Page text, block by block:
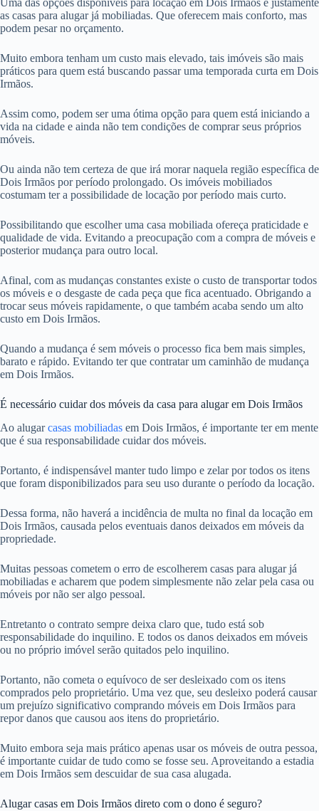
Uma das opções disponíveis para locação em Dois Irmãos é justamente
as casas para alugar já mobiliadas. Que oferecem mais conforto, mas
podem pesar no orçamento.
Muito embora tenham um custo mais elevado, tais imóveis são mais
práticos para quem está buscando passar uma temporada curta em Dois
Irmãos.
Assim como, podem ser uma ótima opção para quem está iniciando a
vida na cidade e ainda não tem condições de comprar seus próprios
móveis.
Ou ainda não tem certeza de que irá morar naquela região específica de
Dois Irmãos por período prolongado. Os imóveis mobiliados
costumam ter a possibilidade de locação por período mais curto.
Possibilitando que escolher uma casa mobiliada ofereça praticidade e
qualidade de vida. Evitando a preocupação com a compra de móveis e
posterior mudança para outro local.
Afinal, com as mudanças constantes existe o custo de transportar todos
os móveis e o desgaste de cada peça que fica acentuado. Obrigando a
trocar seus móveis rapidamente, o que também acaba sendo um alto
custo em Dois Irmãos.
Quando a mudança é sem móveis o processo fica bem mais simples,
barato e rápido. Evitando ter que contratar um caminhão de mudança
em Dois Irmãos.
É necessário cuidar dos móveis da casa para alugar em Dois Irmãos
Ao alugarcasas mobiliadas em Dois Irmãos, é importante ter em mente
que é sua responsabilidade cuidar dos móveis.
Portanto, é indispensável manter tudo limpo e zelar por todos os itens
que foram disponibilizados para seu uso durante o período da locação.
Dessa forma, não haverá a incidência de multa no final da locação em
Dois Irmãos, causada pelos eventuais danos deixados em móveis da
propriedade.
Muitas pessoas cometem o erro de escolherem casas para alugar já
mobiliadas e acharem que podem simplesmente não zelar pela casa ou
móveis por não ser algo pessoal.
Entretanto o contrato sempre deixa claro que, tudo está sob
responsabilidade do inquilino. E todos os danos deixados em móveis
ou no próprio imóvel serão quitados pelo inquilino.
Portanto, não cometa o equívoco de ser desleixado com os itens
comprados pelo proprietário. Uma vez que, seu desleixo poderá causar
um prejuízo significativo comprando móveis em Dois Irmãos para
repor danos que causou aos itens do proprietário.
Muito embora seja mais prático apenas usar os móveis de outra pessoa,
é importante cuidar de tudo como se fosse seu. Aproveitando a estadia
em Dois Irmãos sem descuidar de sua casa alugada.
Alugar casas em Dois Irmãos direto com o dono é seguro?